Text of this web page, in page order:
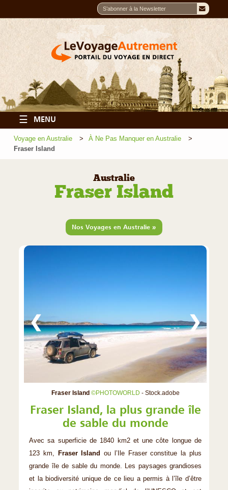
☰ MENU
Voyage en Australie
À Ne Pas Manquer en Australie
Fraser Island
Australie
Fraser Island
Nos Voyages en Australie »
Fraser Island ©PHOTOWORLD - Stock.adobe
❮ ❯
Fraser Island, la plus grande île
de sable du monde
Avec sa superficie de 1840 km2 et une côte longue de
123 km,
Fraser Island
ou l’Ile Fraser constitue la plus
grande île de sable du monde. Les paysages grandioses
et la biodiversité unique de ce lieu a permis à l’île d’être